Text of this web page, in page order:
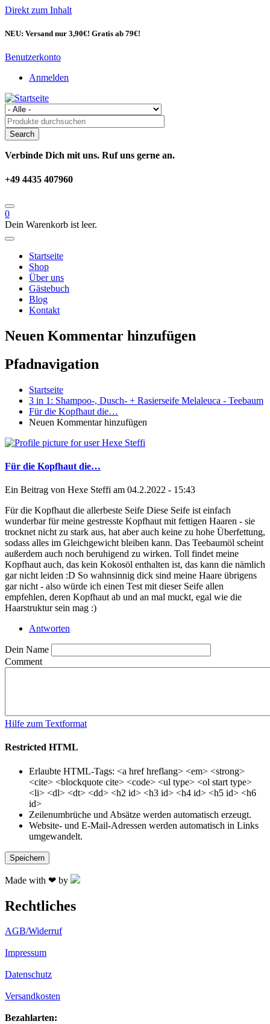
Direkt zum Inhalt
NEU: Versand nur 3,90€! Gratis ab 79€!
Benutzerkonto
Anmelden
Verbinde Dich mit uns. Ruf uns gerne an.
+49 4435 407960
0
Dein Warenkorb ist leer.
Startseite
Shop
Über uns
Gästebuch
Blog
Kontakt
Neuen Kommentar hinzufügen
Pfadnavigation
Startseite
3 in 1: Shampoo-, Dusch- + Rasierseife Melaleuca - Teebaum
Für die Kopfhaut die…
Neuen Kommentar hinzufügen
Für die Kopfhaut die…
Ein Beitrag von Hexe Steffi am 04.2.2022 - 15:43
Für die Kopfhaut die allerbeste Seife Diese Seife ist einfach
wunderbar für meine gestresste Kopfhaut mit fettigen Haaren - sie
trocknet nicht zu stark aus, hat aber auch keine zu hohe Überfettung,
sodass alles im Gleichgewicht bleiben kann. Das Teebaumöl scheint
außerdem auch noch beruhigend zu wirken. Toll findet meine
Kopfhaut auch, das kein Kokosöl enthalten ist, das kann die nämlich
gar nicht leiden :D So wahnsinnig dick sind meine Haare übrigens
gar nicht - also würde ich einen Test mit dieser Seife allen
empfehlen, deren Kopfhaut ab und an mal muckt, egal wie die
Haarstruktur sein mag :)
Antworten
Dein Name
Comment
Hilfe zum Textformat
Restricted HTML
Erlaubte HTML-Tags: <a href hreflang> <em> <strong>
<cite> <blockquote cite> <code> <ul type> <ol start type>
<li> <dl> <dt> <dd> <h2 id> <h3 id> <h4 id> <h5 id> <h6
id>
Zeilenumbrüche und Absätze werden automatisch erzeugt.
Website- und E-Mail-Adressen werden automatisch in Links
umgewandelt.
Made with ❤ by
Rechtliches
AGB/Widerruf
Impressum
Datenschutz
Versandkosten
Bezahlarten: